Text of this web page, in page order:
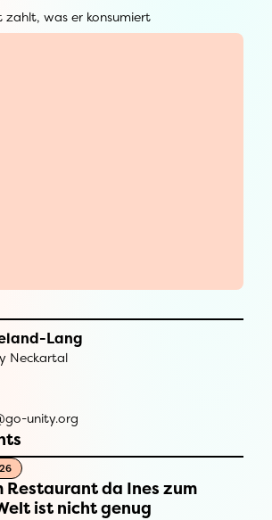
zahlt, was er konsumiert
Lang
Neckartal
unity.org
Restaurant da Ines zum
ist nicht genug